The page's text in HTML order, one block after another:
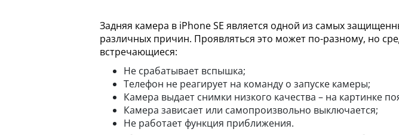
Задняя камера в iPhone SE является одной из самых
различных причин. Проявляться это может по-разному, но
встречающиеся:
Не срабатывает вспышка;
Телефон не реагирует на команду о запуске камеры;
Камера выдает снимки низкого качества – на картинке
Камера зависает или самопроизвольно выключается;
Не работает функция приближения.